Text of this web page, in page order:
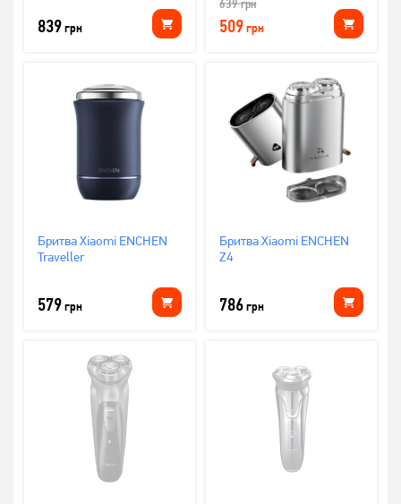
839грн
639грн
509грн
Бритва Xiaomi ENCHEN
Traveller
579грн
Бритва Xiaomi ENCHEN
Z4
786грн